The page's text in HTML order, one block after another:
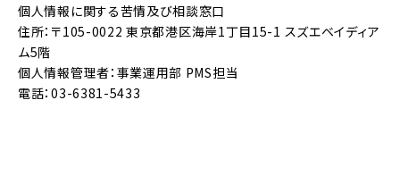
個人情報に関する苦情及び相談窓口
住所：〒105-0022 東京都港区海岸1丁目15-1 スズエベイディア
ム5階
個人情報管理者：事業運用部 PMS担当
電話：03-6381-5433